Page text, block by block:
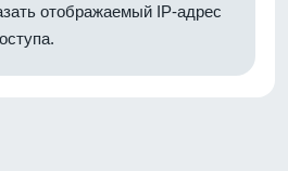
отображаемый IP-адрес